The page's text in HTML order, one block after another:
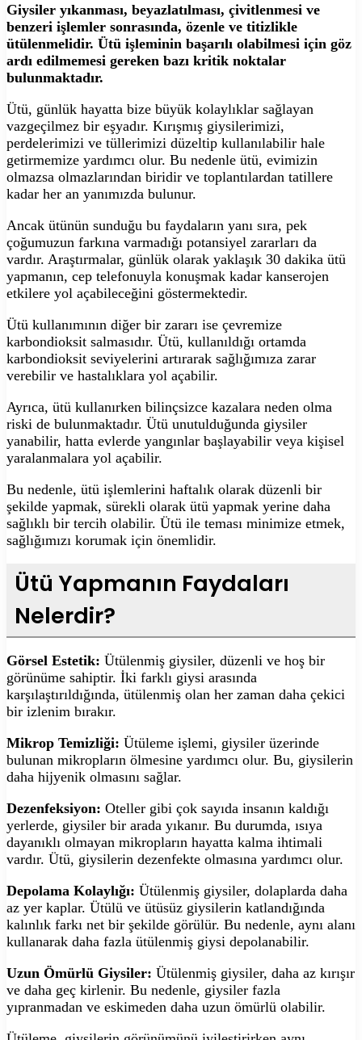
Giysiler yıkanması, beyazlatılması, çivitlenmesi ve
benzeri işlemler sonrasında, özenle ve titizlikle
ütülenmelidir. Ütü işleminin başarılı olabilmesi için göz
ardı edilmemesi gereken bazı kritik noktalar
bulunmaktadır.
Ütü, günlük hayatta bize büyük kolaylıklar sağlayan
vazgeçilmez bir eşyadır. Kırışmış giysilerimizi,
perdelerimizi ve tüllerimizi düzeltip kullanılabilir hale
getirmemize yardımcı olur. Bu nedenle ütü, evimizin
olmazsa olmazlarından biridir ve toplantılardan tatillere
kadar her an yanımızda bulunur.
Ancak ütünün sunduğu bu faydaların yanı sıra, pek
çoğumuzun farkına varmadığı potansiyel zararları da
vardır. Araştırmalar, günlük olarak yaklaşık 30 dakika ütü
yapmanın, cep telefonuyla konuşmak kadar kanserojen
etkilere yol açabileceğini göstermektedir.
Ütü kullanımının diğer bir zararı ise çevremize
karbondioksit salmasıdır. Ütü, kullanıldığı ortamda
karbondioksit seviyelerini artırarak sağlığımıza zarar
verebilir ve hastalıklara yol açabilir.
Ayrıca, ütü kullanırken bilinçsizce kazalara neden olma
riski de bulunmaktadır. Ütü unutulduğunda giysiler
yanabilir, hatta evlerde yangınlar başlayabilir veya kişisel
yaralanmalara yol açabilir.
Bu nedenle, ütü işlemlerini haftalık olarak düzenli bir
şekilde yapmak, sürekli olarak ütü yapmak yerine daha
sağlıklı bir tercih olabilir. Ütü ile teması minimize etmek,
sağlığımızı korumak için önemlidir.
Ütü Yapmanın Faydaları
Nelerdir?
Görsel Estetik: Ütülenmiş giysiler, düzenli ve hoş bir
görünüme sahiptir. İki farklı giysi arasında
karşılaştırıldığında, ütülenmiş olan her zaman daha çekici
bir izlenim bırakır.
Mikrop Temizliği: Ütüleme işlemi, giysiler üzerinde
bulunan mikropların ölmesine yardımcı olur. Bu, giysilerin
daha hijyenik olmasını sağlar.
Dezenfeksiyon: Oteller gibi çok sayıda insanın kaldığı
yerlerde, giysiler bir arada yıkanır. Bu durumda, ısıya
dayanıklı olmayan mikropların hayatta kalma ihtimali
vardır. Ütü, giysilerin dezenfekte olmasına yardımcı olur.
Depolama Kolaylığı: Ütülenmiş giysiler, dolaplarda daha
az yer kaplar. Ütülü ve ütüsüz giysilerin katlandığında
kalınlık farkı net bir şekilde görülür. Bu nedenle, aynı alanı
kullanarak daha fazla ütülenmiş giysi depolanabilir.
Uzun Ömürlü Giysiler: Ütülenmiş giysiler, daha az kırışır
ve daha geç kirlenir. Bu nedenle, giysiler fazla
yıpranmadan ve eskimeden daha uzun ömürlü olabilir.